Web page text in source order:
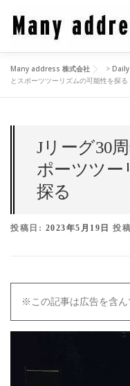
ン
COMPANY PROFILE
Many address 株式会社 >
とスポーツツーリズムの可能性を探る
Jリーグ30
ポーツツー
探る
投稿日: 2023年5月19日 投
※この記事は広告を含ん